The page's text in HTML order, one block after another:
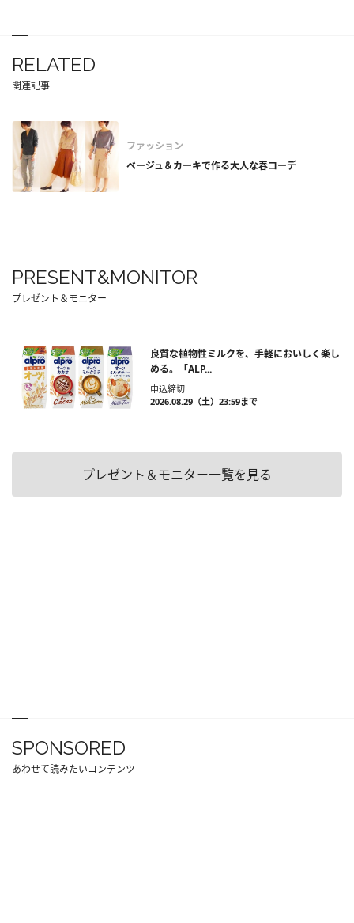
RELATED
関連記事
ファッション
ベージュ＆カーキで作る大人な春コーデ
PRESENT&MONITOR
プレゼント＆モニター
良質な植物性ミルクを、手軽においしく楽し
める。「ALP...
申込締切
2026.08.29（土）23:59まで
プレゼント＆モニター一覧を見る
SPONSORED
あわせて読みたいコンテンツ